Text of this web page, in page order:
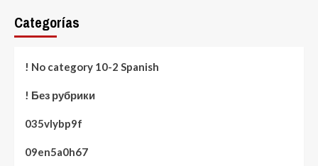
Categorías
! No category 10-2 Spanish
! Без рубрики
035vlybp9f
09en5a0h67